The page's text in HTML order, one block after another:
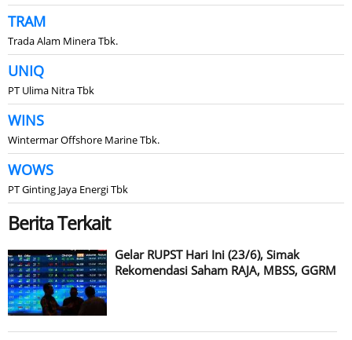
TRAM
Trada Alam Minera Tbk.
UNIQ
PT Ulima Nitra Tbk
WINS
Wintermar Offshore Marine Tbk.
WOWS
PT Ginting Jaya Energi Tbk
Berita Terkait
Gelar RUPST Hari Ini (23/6), Simak
Rekomendasi Saham RAJA, MBSS, GGRM